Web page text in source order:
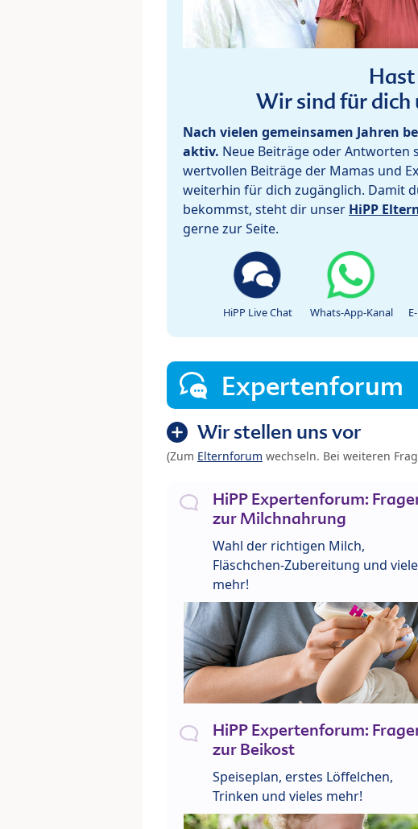
Hast
Wir sind für dich
Nach vielen gemeinsamen Jahren
aktiv. Neue Beiträge oder Antworten
wertvollen Beiträge der Mamas und
weiterhin für dich zugänglich. Damit
bekommst, steht dir unser HiPP
gerne zur Seite.
HiPP Live Chat Whats-App-Kanal
Expertenforum
Wir stellen uns vor
(Zum Elternforum wechseln. Bei weiteren
HiPP Expertenforum:
zur Milchnahrung
Wahl der richtigen Milch,
Fläschchen-Zubereitung und
mehr!
HiPP Expertenforum:
zur Beikost
Speiseplan, erstes Löffelchen,
Trinken und vieles mehr!